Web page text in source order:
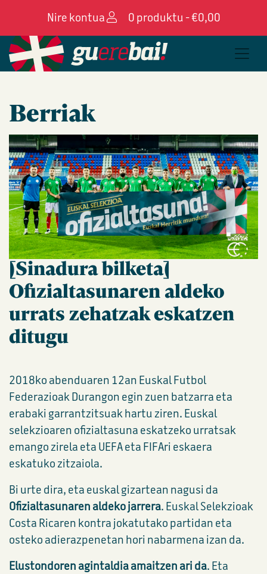
Nire kontua 0 produktu -€0,00
Berriak
[Sinadura bilketa]
Ofizialtasunaren aldeko
urrats zehatzak eskatzen
ditugu
2018ko abenduaren 12an Euskal Futbol
Federazioak Durangon egin zuen batzarra eta
erabaki garrantzitsuak hartu ziren. Euskal
selekzioaren ofizialtasuna eskatzeko urratsak
emango zirela eta UEFA eta FIFAri eskaera
eskatuko zitzaiola.
Bi urte dira, eta euskal gizartean nagusi da
Ofizialtasunaren aldeko jarrera. Euskal Selekzioak
Costa Ricaren kontra jokatutako partidan eta
osteko adierazpenetan hori nabarmena izan da.
Elustondoren agintaldia amaitzen ari da. Eta